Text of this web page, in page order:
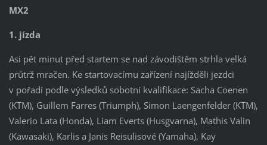
MX2
1. jízda
Asi pět minut před startem se nad závodištěm strhla velká
průtrž mračen. Ke startovacímu zařízení najížděli jezdci
v pořadí podle výsledků sobotní kvalifikace: Sacha Coenen
(KTM), Guillem Farres (Triumph), Simon Laengenfelder (KTM),
Valerio Lata (Honda), Liam Everts (Husgvarna), Mathis Valin
(Kawasaki), Karlis a Janis Reisulisové (Yamaha), Kay